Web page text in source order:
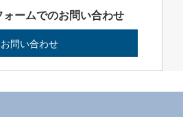
ォームでのお問い合わせ
お問い合わせ